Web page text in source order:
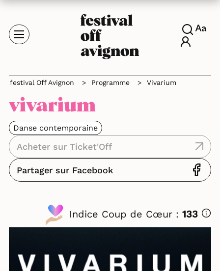
festival Off Avignon > Programme > Vivarium
vivarium
Danse contemporaine
Acheter sur Ticket'Off
Partager sur Facebook
Indice Coup de Cœur : 133